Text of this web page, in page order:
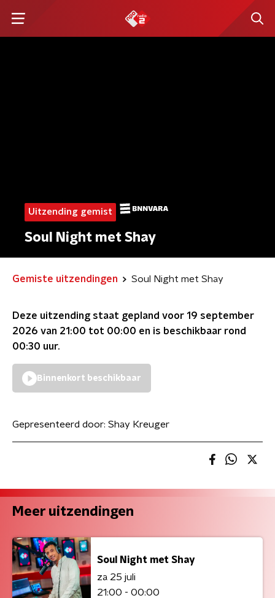
Uitzending gemist
Soul Night met Shay
Gemiste uitzendingen Soul Night met Shay
Deze uitzending staat gepland voor 19 september
2026 van 21:00 tot 00:00 en is beschikbaar rond
00:30 uur.
Binnenkort beschikbaar
Gepresenteerd door: Shay Kreuger
Meer uitzendingen
Soul Night met Shay
za 25 juli
21:00 - 00:00